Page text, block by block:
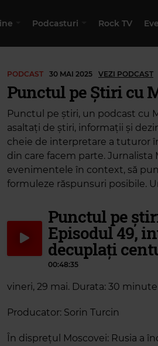
Podcasturi Rock TV
PODCAST 30 MAI 2025 VEZI PODCAST
Punctul pe Știri cu
Punctul pe știri, un podcast cu
asaltați de știri, informații și
cheie de interpretare a tuturor
din care facem parte. Jurnalista
evenimentele în context, să
formuleze răspunsuri posibile.
Punctul pe
Episodul 49,
decuplați
00:48:35
vineri, 29 mai. Durata: 30 minute
Producator: Sorin Turcin
În disprețul Moscovei: Rusia a